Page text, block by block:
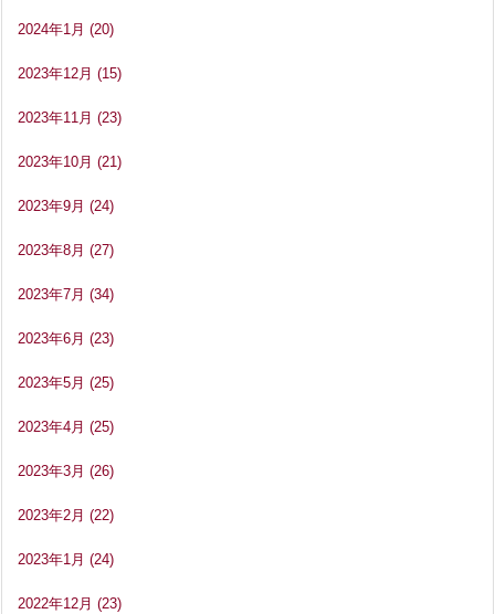
2024年1月 (20)
2023年12月 (15)
2023年11月 (23)
2023年10月 (21)
2023年9月 (24)
2023年8月 (27)
2023年7月 (34)
2023年6月 (23)
2023年5月 (25)
2023年4月 (25)
2023年3月 (26)
2023年2月 (22)
2023年1月 (24)
2022年12月 (23)